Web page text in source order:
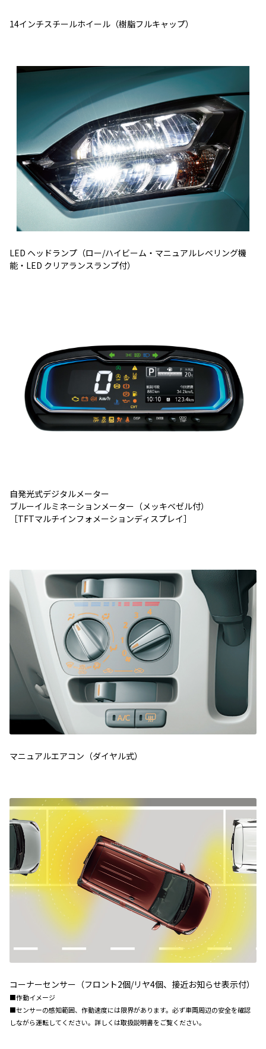
14インチスチールホイール（樹脂フルキャップ）
LED ヘッドランプ（ロー/ハイビーム・マニュアルレベリング機
能・LED クリアランスランプ付）
自発光式デジタルメーター
ブルーイルミネーションメーター（メッキベゼル付）
［TFTマルチインフォメーションディスプレイ］
マニュアルエアコン（ダイヤル式）
コーナーセンサー（フロント2個/リヤ4個、接近お知らせ表示付）
■作動イメージ
■センサーの感知範囲、作動速度には限界があります。必ず車両周辺の安全を確認
しながら運転してください。詳しくは取扱説明書をご覧ください。